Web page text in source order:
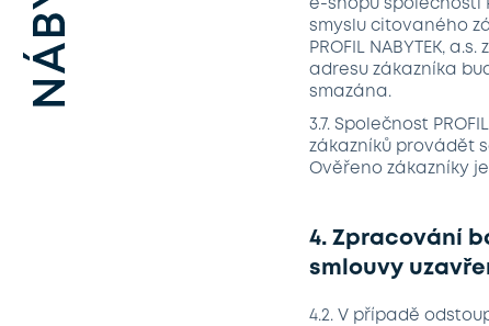
e-shopu společnosti
smyslu citovaného
PROFIL NABYTEK,
adresu zákazníka
smazána.
3.7. Společnost
zákazníků provádět
Ověřeno zákazníky
4. Zpracování
smlouvy
4.2. V případě